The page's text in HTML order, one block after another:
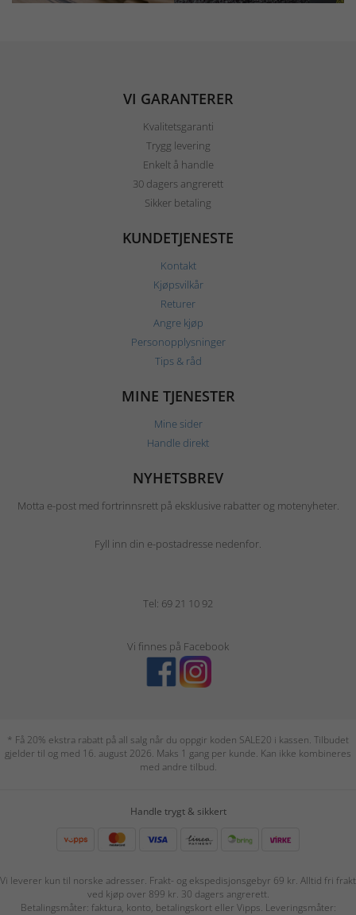
VI GARANTERER
Kvalitetsgaranti
Trygg levering
Enkelt å handle
30 dagers angrerett
Sikker betaling
KUNDETJENESTE
Kontakt
Kjøpsvilkår
Returer
Angre kjøp
Personopplysninger
Tips & råd
MINE TJENESTER
Mine sider
Handle direkt
NYHETSBREV
Motta e-post med fortrinnsrett på eksklusive rabatter og motenyheter.
Fyll inn din e-postadresse nedenfor.
Tel: 69 21 10 92
Vi finnes på Facebook
* Få 20% ekstra rabatt på all salg når du oppgir koden SALE20 i kassen. Tilbudet
gjelder til og med 16. august 2026. Maks 1 gang per kunde. Kan ikke kombineres
med andre tilbud.
Handle trygt & sikkert
Vi leverer kun til norske adresser. Frakt- og ekspedisjonsgebyr 69 kr. Alltid fri frakt
ved kjøp over 899 kr. 30 dagers angrerett.
Betalingsmåter: faktura, konto, betalingskort eller Vipps. Leveringsmåter: